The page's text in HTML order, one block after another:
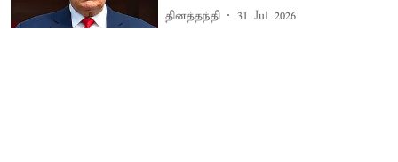
தினத்தந்தி 31 Jul 2026